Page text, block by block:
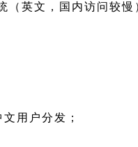
（英文，国内访问
用户分发；